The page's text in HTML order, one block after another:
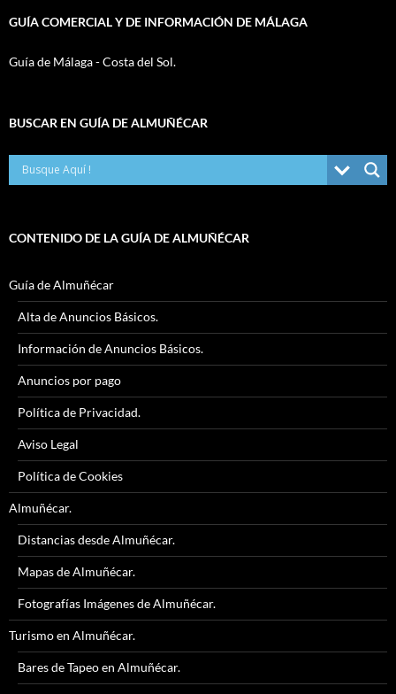
GUÍA COMERCIAL Y DE INFORMACIÓN DE MÁLAGA
Guía de Málaga - Costa del Sol.
BUSCAR EN GUÍA DE ALMUÑÉCAR
CONTENIDO DE LA GUÍA DE ALMUÑÉCAR
Guía de Almuñécar
Alta de Anuncios Básicos.
Información de Anuncios Básicos.
Anuncios por pago
Política de Privacidad.
Aviso Legal
Política de Cookies
Almuñécar.
Distancias desde Almuñécar.
Mapas de Almuñécar.
Fotografías Imágenes de Almuñécar.
Turismo en Almuñécar.
Bares de Tapeo en Almuñécar.